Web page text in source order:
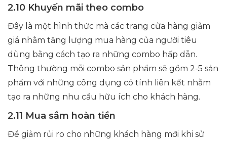
2.10 Khuyến mãi theo combo
Đây là một hình thức mà các trang cửa hàng giảm
giá nhằm tăng lượng mua hàng của người tiêu
dùng bằng cách tạo ra những combo hấp dẫn.
Thông thường mỗi combo sản phẩm sẽ gồm 2-5 sản
phẩm với những công dụng có tính liên kết nhằm
tạo ra những nhu cầu hữu ích cho khách hàng.
2.11 Mua sắm hoàn tiền
Để giảm rủi ro cho những khách hàng mới khi sử